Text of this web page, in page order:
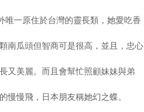
唯一原住於台灣的靈長類， 她愛吃香
南瓜頭但智商可是很高，並且，忠心
又美麗。 而且會幫忙照顧妹妹與弟
慢慢飛， 日本朋友稱她幻之蝶。